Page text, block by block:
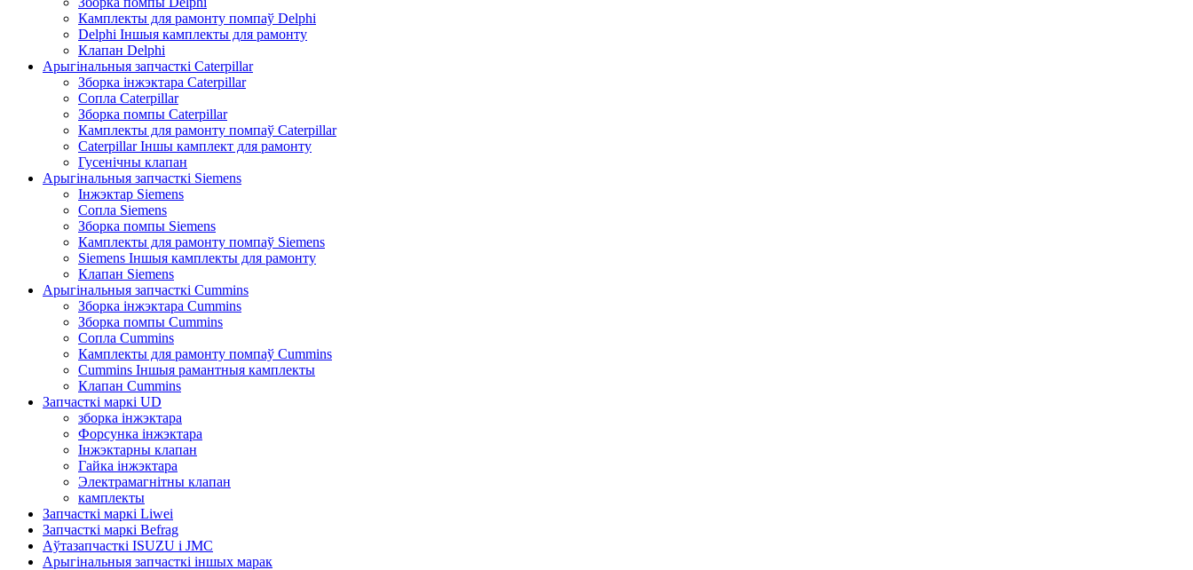
Камплекты для рамонту помпаў Delphi
Delphi Іншыя камплекты для рамонту
Клапан Delphi
Арыгінальныя запчасткі Caterpillar
Зборка інжэктара Caterpillar
Сопла Caterpillar
Зборка помпы Caterpillar
Камплекты для рамонту помпаў Caterpillar
Caterpillar Іншы камплект для рамонту
Гусенічны клапан
Арыгінальныя запчасткі Siemens
Інжэктар Siemens
Сопла Siemens
Зборка помпы Siemens
Камплекты для рамонту помпаў Siemens
Siemens Іншыя камплекты для рамонту
Клапан Siemens
Арыгінальныя запчасткі Cummins
Зборка інжэктара Cummins
Зборка помпы Cummins
Сопла Cummins
Камплекты для рамонту помпаў Cummins
Cummins Іншыя рамантныя камплекты
Клапан Cummins
Запчасткі маркі UD
зборка інжэктара
Форсунка інжэктара
Інжэктарны клапан
Гайка інжэктара
Электрамагнітны клапан
камплекты
Запчасткі маркі Liwei
Запчасткі маркі Befrag
Аўтазапчасткі ISUZU і JMC
Арыгінальныя запчасткі іншых марак